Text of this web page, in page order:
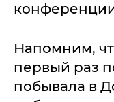
Напомним,
первый раз
побывала в